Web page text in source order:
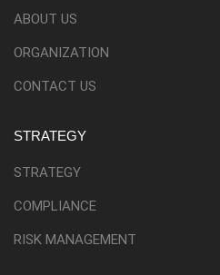
ABOUT US
ORGANIZATION
CONTACT US
STRATEGY
STRATEGY
COMPLIANCE
RISK MANAGEMENT